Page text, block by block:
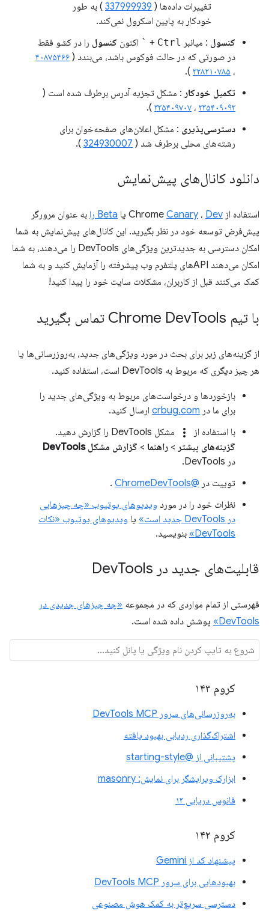
تغییرات داده‌ها ( 337999939 ) به طور
خودکار به پایین اسکرول نمی‌کند.
کنسول : میانبر Ctrl
+
` اکنون کنسول را در کشو فقط
در صورتی که در حالت فوکوس باشد، می‌بندد ( ۴۰۸۷۵۴۶۶
، ۳۲۸۲۱۰۷۸۵ ).
تکمیل خودکار : مشکل تجزیه آدرس برطرف شده است (
۳۳۵۴۰۹۰۹۳ ، ۳۳۵۴۰۹۷۰۷ ).
دسترسی‌پذیری : مشکل اعلان‌های صفحه‌خوان برای
رشته‌های محلی برطرف شد ( 324930007
).
دانلود کانال‌های پیش‌نمایش
استفاده از Chrome Canary ، Dev یا Beta را
به عنوان مرورگر
پیش‌فرض توسعه خود در نظر بگیرید. این کانال‌های پیش‌نمایش به شما
امکان دسترسی به جدیدترین ویژگی‌های DevTools را می‌دهند، به شما
امکان می‌دهند APIهای پلتفرم وب پیشرفته را آزمایش کنید و به شما
کمک می‌کنند قبل از کاربران، مشکلات سایت خود را پیدا کنید!
با تیم Chrome Dev Tools تماس بگیرید
از گزینه‌های زیر برای بحث در مورد ویژگی‌های جدید، به‌روزرسانی‌ها یا
هر چیز دیگری که مربوط به DevTools است، استفاده کنید.
بازخوردها و درخواست‌های مربوط به ویژگی‌های جدید را
برای ما در crbug.com ارسال کنید.
با استفاده از
more_vert
مشکل DevTools را گزارش دهید.
گزینه‌های بیشتر > راهنما > گزارش مشکل DevTools
در DevTools.
توییت در @ChromeDevTools
.
نظرات خود را در مورد ویدیوهای یوتیوب «چه چیزهایی
در DevTools جدید است»
یا ویدیوهای یوتیوب «نکات
DevTools»
بنویسید.
قابلیت‌های جدید در Dev Tools
فهرستی از تمام مواردی که در مجموعه «چه چیزهای جدیدی در
DevTools»
پوشش داده شده است.
کروم ۱۴۳
به‌روزرسانی‌های سرور DevTools MCP
اشتراک‌گذاری ردیابی بهبود یافته
پشتیبانی از @starting-style
ابزارک ویرایشگر برای نمایش: masonry
فانوس دریایی ۱۳
کروم ۱۴۲
پیشنهاد کد از Gemini
بهبودهایی برای سرور DevTools MCP
دسترسی سریع‌تر به کمک هوش مصنوعی